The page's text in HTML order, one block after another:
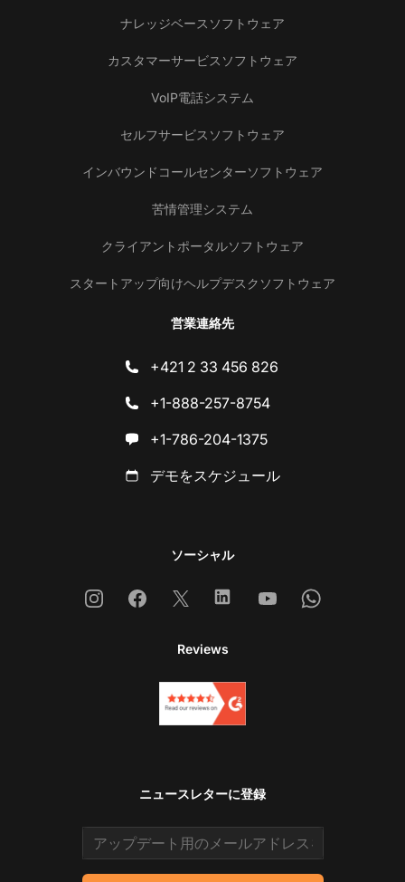
ナレッジベースソフトウェア
カスタマーサービスソフトウェア
VoIP電話システム
セルフサービスソフトウェア
インバウンドコールセンターソフトウェア
苦情管理システム
クライアントポータルソフトウェア
スタートアップ向けヘルプデスクソフトウェア
営業連絡先
+421 2 33 456 826
+1-888-257-8754
+1-786-204-1375
デモをスケジュール
ソーシャル
InstagramFacebook
X LinkedinYoutubeWhatsapp
Reviews
ニュースレターに登録
Email address